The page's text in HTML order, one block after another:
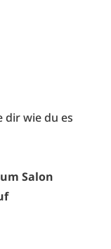
dir wie du es
Salon